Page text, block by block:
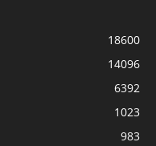
18600
14096
6392
1023
983